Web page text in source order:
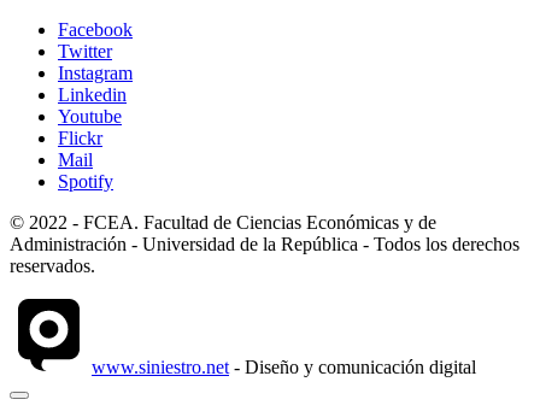
Facebook
Twitter
Instagram
Linkedin
Youtube
Flickr
Mail
Spotify
© 2022 - FCEA. Facultad de Ciencias Económicas y de
Administración - Universidad de la República - Todos los derechos
reservados.
www.siniestro.net - Diseño y comunicación digital